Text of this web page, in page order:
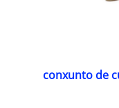
conxunto de